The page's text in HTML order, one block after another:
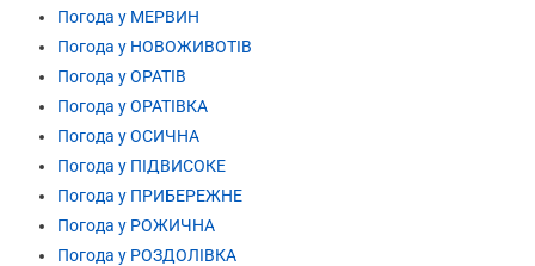
Погода у МЕРВИН
Погода у НОВОЖИВОТІВ
Погода у ОРАТІВ
Погода у ОРАТІВКА
Погода у ОСИЧНА
Погода у ПІДВИСОКЕ
Погода у ПРИБЕРЕЖНЕ
Погода у РОЖИЧНА
Погода у РОЗДОЛІВКА